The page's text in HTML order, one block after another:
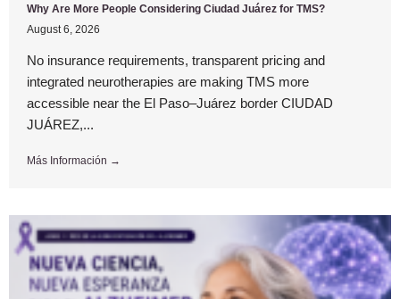
Why Are More People Considering Ciudad Juárez for TMS?
August 6, 2026
No insurance requirements, transparent pricing and
integrated neurotherapies are making TMS more
accessible near the El Paso–Juárez border CIUDAD
JUÁREZ,...
Más Información →